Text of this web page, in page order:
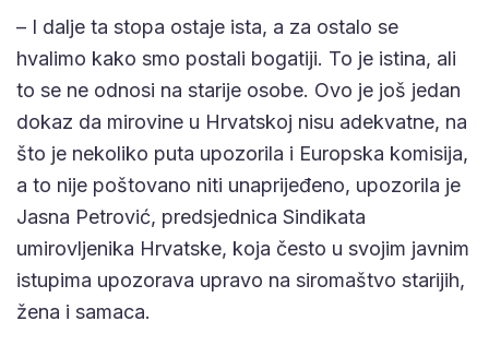
– I dalje ta stopa ostaje ista, a za ostalo se
hvalimo kako smo postali bogatiji. To je istina, ali
to se ne odnosi na starije osobe. Ovo je još jedan
dokaz da mirovine u Hrvatskoj nisu adekvatne, na
što je nekoliko puta upozorila i Europska komisija,
a to nije poštovano niti unaprijeđeno, upozorila je
Jasna Petrović, predsjednica Sindikata
umirovljenika Hrvatske, koja često u svojim javnim
istupima upozorava upravo na siromaštvo starijih,
žena i samaca.